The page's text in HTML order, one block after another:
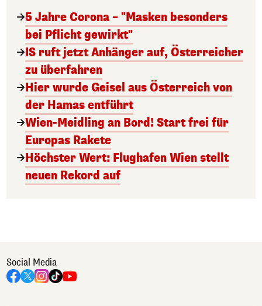
5 Jahre Corona – "Masken besonders
bei Pflicht gewirkt"
IS ruft jetzt Anhänger auf, Österreicher
zu überfahren
Hier wurde Geisel aus Österreich von
der Hamas entführt
Wien-Meidling an Bord! Start frei für
Europas Rakete
Höchster Wert: Flughafen Wien stellt
neuen Rekord auf
Social Media